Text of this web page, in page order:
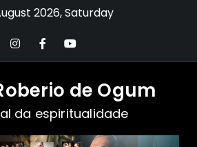
2026, Saturday
de Ogum
da espiritualidade